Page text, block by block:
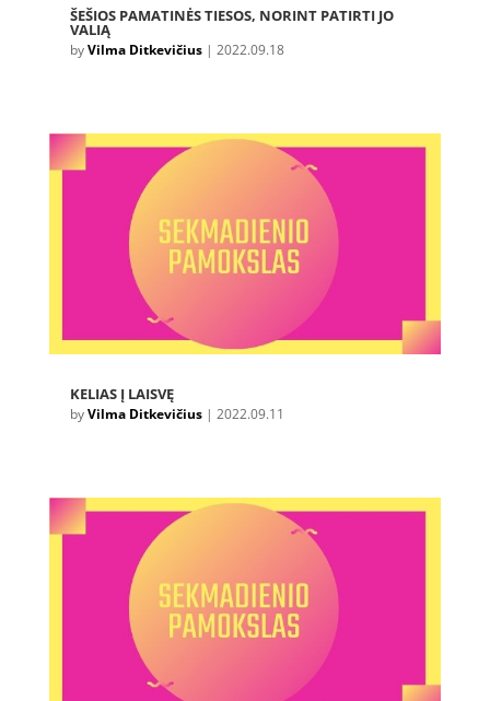
ŠEŠIOS PAMATINĖS TIESOS, NORINT PATIRTI JO
VALIĄ
byVilma Ditkevičius| 2022.09.18
KELIAS Į LAISVĘ
byVilma Ditkevičius| 2022.09.11